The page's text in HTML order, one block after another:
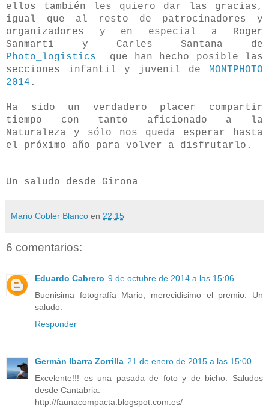
ellos también les quiero dar las gracias,
igual que al resto de patrocinadores y
organizadores y en especial a Roger
Sanmarti y Carles Santana de
Photo_logistics que han hecho posible las
secciones infantil y juvenil de MONTPHOTO
2014 .
Ha sido un verdadero placer compartir
tiempo con tanto aficionado a la
Naturaleza y sólo nos queda esperar hasta
el próximo año para volver a disfrutarlo.
Un saludo desde Girona
Mario Cobler Blanco en 22:15
6 comentarios:
Eduardo Cabrero 9 de octubre de 2014 a las 15:06
Buenisima fotografía Mario, merecidisimo el premio. Un
saludo.
Responder
Germán Ibarra Zorrilla 21 de enero de 2015 a las 15:00
Excelente!!! es una pasada de foto y de bicho. Saludos
desde Cantabria.
http://faunacompacta.blogspot.com.es/